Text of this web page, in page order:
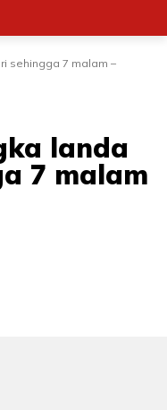
sehingga 7 malam –
landa
7 malam